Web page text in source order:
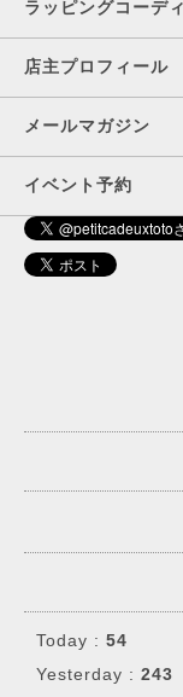
ラッピングコー
店主プロフィール
メールマガジン
イベント予約
Today : 54
Yesterday : 243